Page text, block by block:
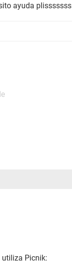
ayuda plisssssss
utiliza Picnik: